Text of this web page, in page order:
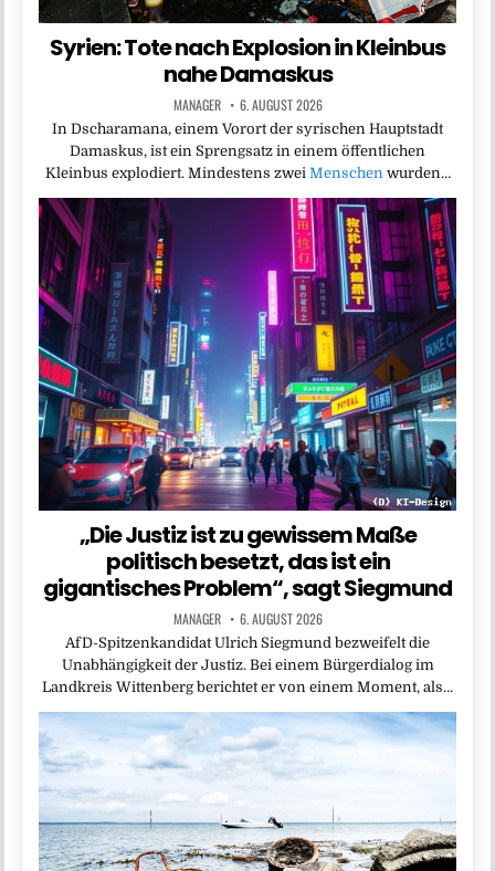
Syrien: Tote nach Explosion in Kleinbus
nahe Damaskus
MANAGER 6. AUGUST 2026
In Dscharamana, einem Vorort der syrischen Hauptstadt
Damaskus, ist ein Sprengsatz in einem öffentlichen
Kleinbus explodiert. Mindestens zwei Menschen wurden…
„Die Justiz ist zu gewissem Maße
politisch besetzt, das ist ein
gigantisches Problem“, sagt Siegmund
MANAGER 6. AUGUST 2026
AfD-Spitzenkandidat Ulrich Siegmund bezweifelt die
Unabhängigkeit der Justiz. Bei einem Bürgerdialog im
Landkreis Wittenberg berichtet er von einem Moment, als…